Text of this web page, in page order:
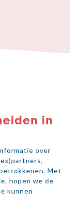
in
over
Met
hopen we de
kunnen